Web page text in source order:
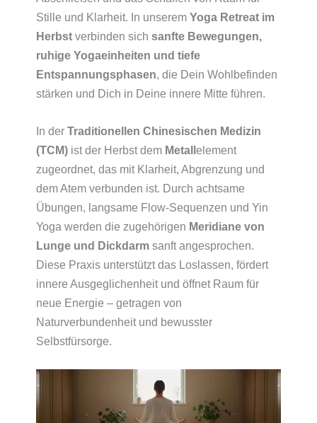
Stille und Klarheit. In unserem Yoga Retreat im
Herbst verbinden sich sanfte Bewegungen,
ruhige Yogaeinheiten und tiefe
Entspannungsphasen , die Dein Wohlbefinden
stärken und Dich in Deine innere Mitte führen.
In der Traditionellen Chinesischen Medizin
(TCM) ist der Herbst dem Metallelement
zugeordnet, das mit Klarheit, Abgrenzung und
dem Atem verbunden ist. Durch achtsame
Übungen, langsame Flow-Sequenzen und Yin
Yoga werden die zugehörigen Meridiane von
Lunge und Dickdarm sanft angesprochen.
Diese Praxis unterstützt das Loslassen, fördert
innere Ausgeglichenheit und öffnet Raum für
neue Energie – getragen von
Naturverbundenheit und bewusster
Selbstfürsorge.